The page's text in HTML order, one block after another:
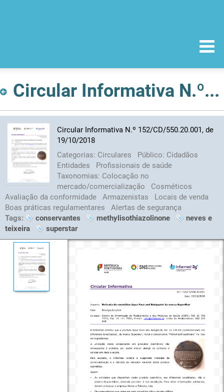
Circular Informativa N.º 152/CD/550.20.001, de 19/10/2018
Circular Informativa N.º 152/CD/550.20.001, de
19/10/2018
Categorias: Circulares Público: Cidadãos
Entidades
Profissionais de saúde
Taxonomias: Colocação no
mercado/comercialização
Cosméticos
Avaliação da conformidade
Armazenistas
Locais de venda
Boas práticas regulamentares
Alertas de segurança
Tags:
conservantes methylisothiazolinone
neves e
teixeira
superstar